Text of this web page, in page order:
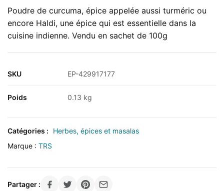
Poudre de curcuma, épice appelée aussi turméric ou
encore Haldi, une épice qui est essentielle dans la
cuisine indienne. Vendu en sachet de 100g
SKU EP-429917177
Poids 0.13 kg
Catégories :
Herbes, épices et masalas
Marque : TRS
Partager :